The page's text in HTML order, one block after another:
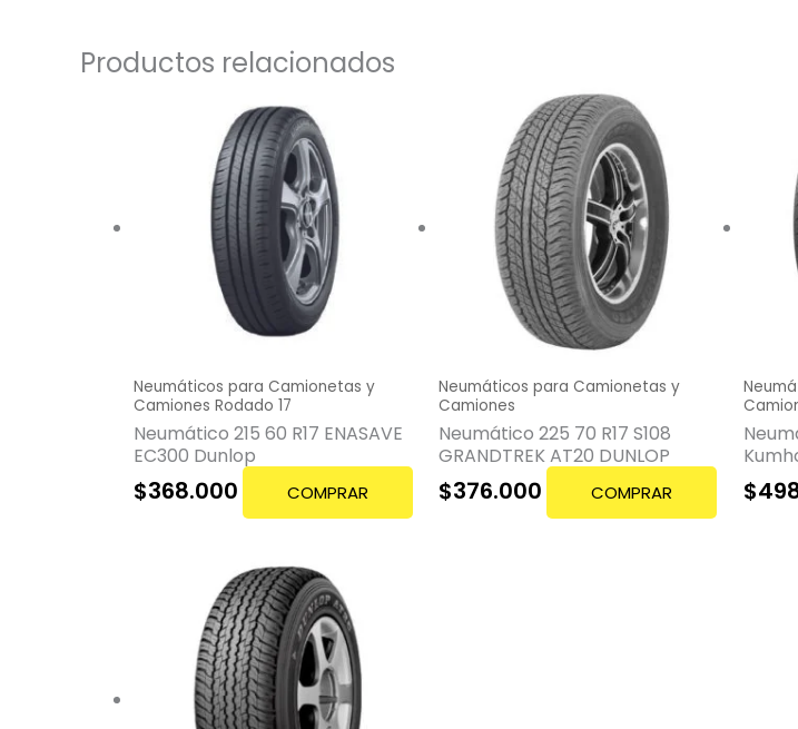
Productos relacionados
Neumáticos para Camionetas y
Camiones Rodado 17
Neumático 215 60 R17 ENASAVE
EC300 Dunlop
$368.000 COMPRAR
Neumáticos para Camionetas y
Camiones
Neumático 225 70 R17 S108
GRANDTREK AT20 DUNLOP
$376.000 COMPRAR $